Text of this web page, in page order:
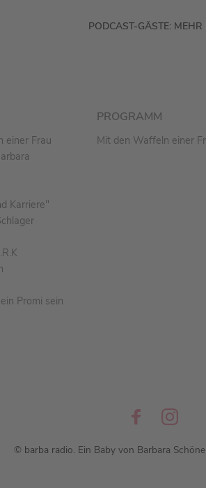
PODCAST-GÄSTE: MEHR
einer Frau
Karriere"
Promi sein
PROGRAMM
Mit den Waffeln einer
© barba radio. Ein Baby von Barbara